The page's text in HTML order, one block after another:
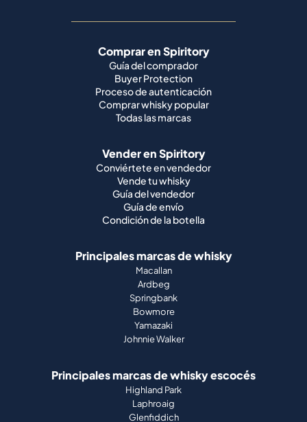
Comprar en Spiritory
Guía del comprador
Buyer Protection
Proceso de autenticación
Comprar whisky popular
Todas las marcas
Vender en Spiritory
Conviértete en vendedor
Vende tu whisky
Guía del vendedor
Guía de envío
Condición de la botella
Principales marcas de whisky
Macallan
Ardbeg
Springbank
Bowmore
Yamazaki
Johnnie Walker
Principales marcas de whisky escocés
Highland Park
Laphroaig
Glenfiddich